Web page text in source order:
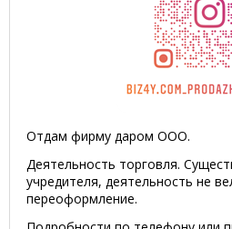
Отдам фирму даром ООО.
Деятельность торговля.
учредителя, деятельность не
переоформление.